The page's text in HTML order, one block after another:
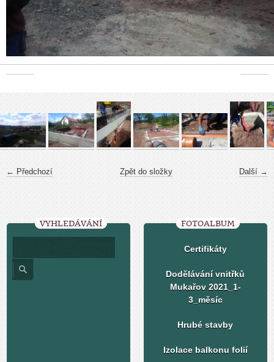
← Předchozí Další →
Zpět do složky
VYHLEDÁVÁNÍ FOTOALBUM
Certifikáty
Dodělávání vnitřků
Mukařov 2021_1-
3_měsíc
Hrubé stavby
Izolace balkonu folií